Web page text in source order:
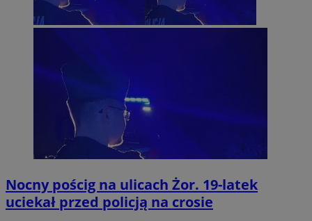
Nocny pościg na ulicach Żor. 19-latek
uciekał przed policją na crosie